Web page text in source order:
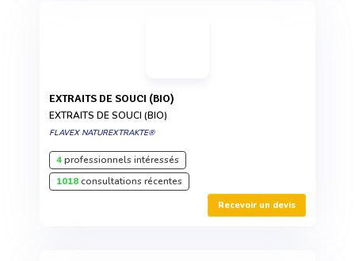
EXTRAITS DE SOUCI (BIO)
EXTRAITS DE SOUCI (BIO)
FLAVEX NATUREXTRAKTE®
4professionnels intéressés
1018consultations récentes
Recevoir un devis